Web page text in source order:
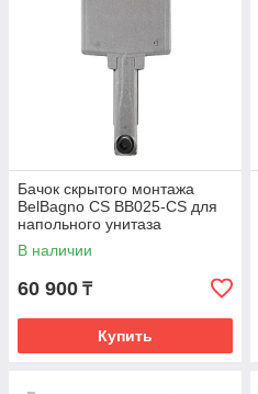
Бачок скрытого монтажа
BelBagno CS BB025-CS для
напольного унитаза
В наличии
60 900 ₸
Купить